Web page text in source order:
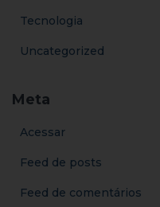
Tecnologia
Uncategorized
Meta
Acessar
Feed de posts
Feed de comentários